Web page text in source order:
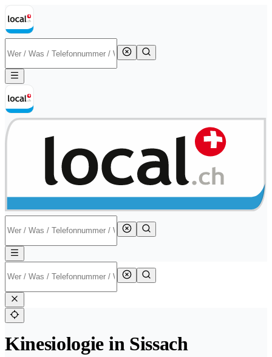
Kinesiologie in Sissach